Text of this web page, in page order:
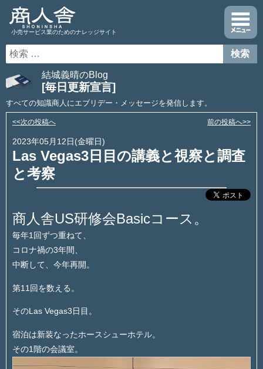
小売サービス業のためのナレッジサイト
結城義晴のBlog
[毎日更新宣言]
すべての知識商人にエブリデー・メッセージを発信します。
<<次の投稿へ 前の投稿へ>>
2023年05月12日(金曜日)
Las Vegas3日目の講義と視察と調査
と考察
商人舎US研修会Basicコース。
毎年1回ずつ重ねて、
コロナ禍の3年間、
中断して、今年再開。
第11回を数える。
そのLas Vegas3日目。
宿泊は新装なったホースシューホテル。
その1階の会議室。